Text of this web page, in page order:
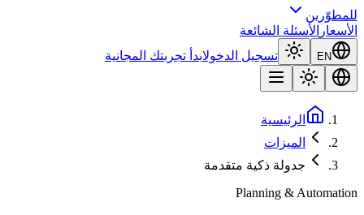
للمطوّرين
الأسعار الأسئلة الشائعة
EN تسجيل الدخولابدأ تجربتك المجانية
الرئيسية
الميزات
جدولة ذكية متقدمة
Planning & Automation